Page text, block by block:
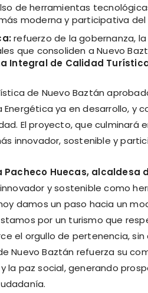
de herramientas
moderna y participativa del
refuerzo de la gobernanza,
que consoliden a Nuevo
Integral de Calidad
de Nuevo Baztán
Energética ya en desarrollo,
El proyecto, que culminará
innovador, sostenible y
Pacheco Huecas, alcaldesa
y sostenible como
damos un paso hacia un
por un turismo que
el orgullo de pertenencia,
Nuevo Baztán refuerza su
la paz social, generando